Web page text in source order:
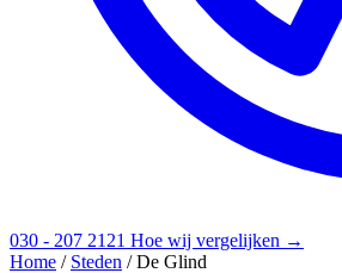
030 - 207 2121 Hoe wij vergelijken →
Home / Steden / De Glind